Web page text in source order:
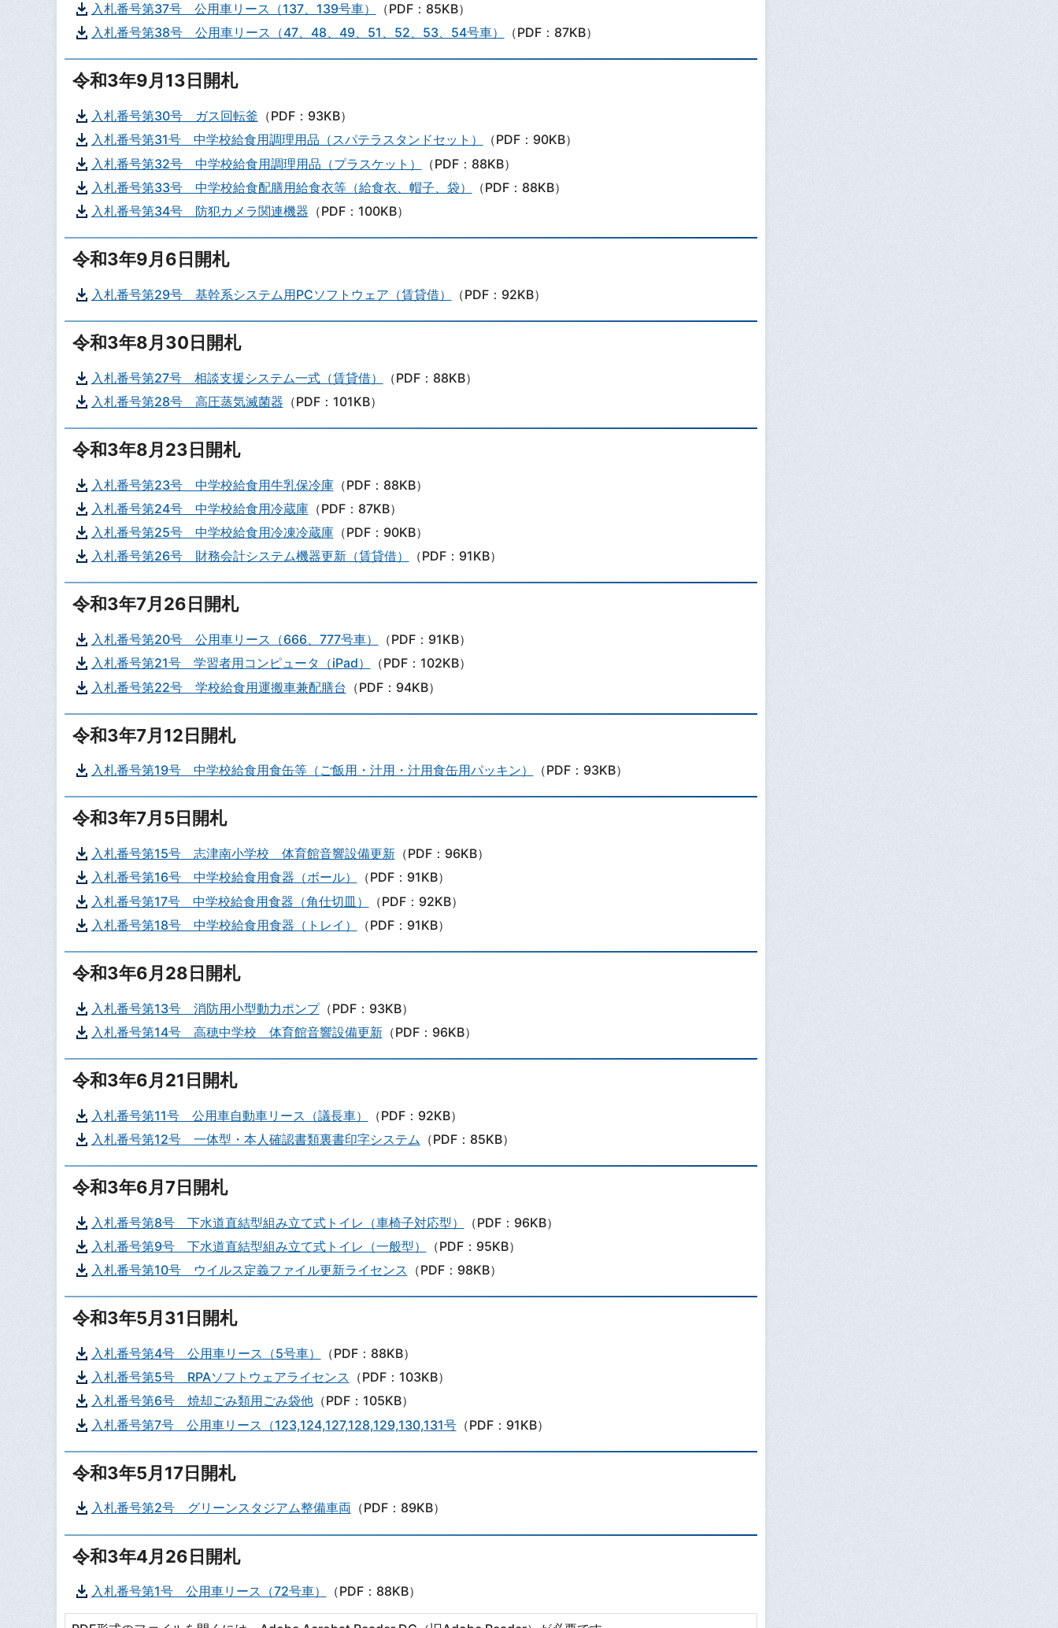
入札番号第37号 公用車リース（137、139号車）
（PDF：85KB）
入札番号第38号 公用車リース（47、48、49、51、52、53、54号車）
（PDF：87KB）
令和3年9月13日開札
入札番号第30号 ガス回転釜 （PDF：93KB）
入札番号第31号 中学校給食用調理用品（スパテラスタンドセット）
（PDF：90KB）
入札番号第32号 中学校給食用調理用品（プラスケット）
（PDF：88KB）
入札番号第33号 中学校給食配膳用給食衣等（給食衣、帽子、袋）
（PDF：88KB）
入札番号第34号 防犯カメラ関連機器 （PDF：100KB）
令和3年9月6日開札
入札番号第29号 基幹系システム用PCソフトウェア（賃貸借） （PDF：92KB）
令和3年8月30日開札
入札番号第27号 相談支援システム一式（賃貸借）
（PDF：88KB）
入札番号第28号 高圧蒸気滅菌器 （PDF：101KB）
令和3年8月23日開札
入札番号第23号 中学校給食用牛乳保冷庫（PDF：88KB）
入札番号第24号 中学校給食用冷蔵庫（PDF：87KB）
入札番号第25号 中学校給食用冷凍冷蔵庫（PDF：90KB）
入札番号第26号 財務会計システム機器更新（賃貸借）
（PDF：91KB）
令和3年7月26日開札
入札番号第20号 公用車リース（666、777号車）
（PDF：91KB）
入札番号第21号 学習者用コンピュータ（iPad）
（PDF：102KB）
入札番号第22号 学校給食用運搬車兼配膳台 （PDF：94KB）
令和3年7月12日開札
入札番号第19号 中学校給食用食缶等（ご飯用・汁用・汁用食缶用パッキン） （PDF：93KB）
令和3年7月5日開札
入札番号第15号 志津南小学校 体育館音響設備更新（PDF：96KB）
入札番号第16号 中学校給食用食器（ボール）
（PDF：91KB）
入札番号第17号 中学校給食用食器（角仕切皿）
（PDF：92KB）
入札番号第18号 中学校給食用食器（トレイ）
（PDF：91KB）
令和3年6月28日開札
入札番号第13号 消防用小型動力ポンプ（PDF：93KB）
入札番号第14号 高穂中学校 体育館音響設備更新（PDF：96KB）
令和3年6月21日開札
入札番号第11号 公用車自動車リース（議長車）
（PDF：92KB）
入札番号第12号 一体型・本人確認書類裏書印字システム （PDF：85KB）
令和3年6月7日開札
入札番号第8号 下水道直結型組み立て式トイレ（車椅子対応型）
（PDF：96KB）
入札番号第9号 下水道直結型組み立て式トイレ（一般型）
（PDF：95KB）
入札番号第10号 ウイルス定義ファイル更新ライセンス （PDF：98KB）
令和3年5月31日開札
入札番号第4号 公用車リース（5号車）
（PDF：88KB）
入札番号第5号 RPAソフトウェアライセンス （PDF：103KB）
入札番号第6号 焼却ごみ類用ごみ袋他（PDF：105KB）
入札番号第7号 公用車リース（123,124,127,128,129,130,131号（PDF：91KB）
令和3年5月17日開札
入札番号第2号 グリーンスタジアム整備車両 （PDF：89KB）
令和3年4月26日開札
入札番号第1号 公用車リース（72号車） （PDF：88KB）